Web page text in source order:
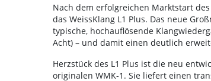
Nach dem erfolgreichen Marktstart
das WeissKlang L1 Plus. Das neue
typische, hochauflösende
Acht) – und damit einen deutlich
Herzstück des L1 Plus ist die neu
originalen WMK-1. Sie liefert einen